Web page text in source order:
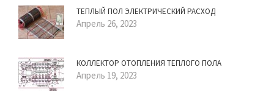
ТЕПЛЫЙ ПОЛ ЭЛЕКТРИЧЕСКИЙ РАСХОД
Апрель 26, 2023
КОЛЛЕКТОР ОТОПЛЕНИЯ ТЕПЛОГО ПОЛА
Апрель 19, 2023